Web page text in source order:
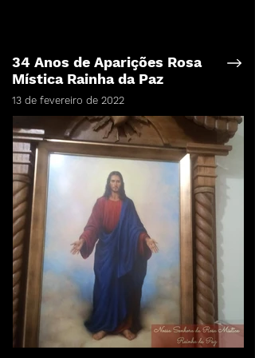
34 Anos de Aparições Rosa
Mística Rainha da Paz
13 de fevereiro de 2022